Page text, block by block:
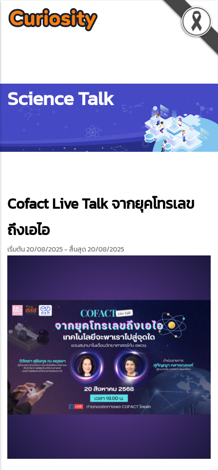
Science Talk
Cofact Live Talk จากยุคโทรเลข
ถึงเอไอ
เริ่มต้น 20/08/2025- สิ้นสุด 20/08/2025